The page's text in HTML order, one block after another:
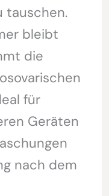
tauschen.
bleibt
die
für
Geräten
nach dem